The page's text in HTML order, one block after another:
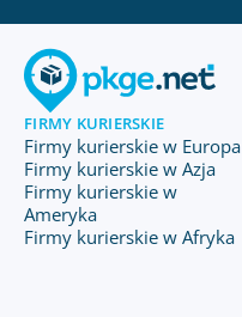
FIRMY KURIERSKIE
Firmy kurierskie w Europa
Firmy kurierskie w Azja
Firmy kurierskie w
Ameryka
Firmy kurierskie w Afryka